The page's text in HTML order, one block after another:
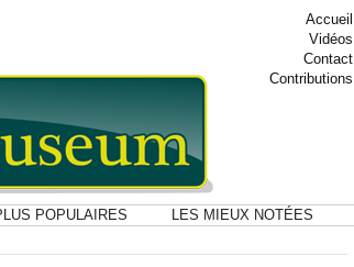
Accueil
Vidéos
Contact
Contributions
POPULAIRES LES MIEUX NOTÉES